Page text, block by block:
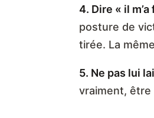
4. Dire « il
posture de
tirée. La
5. Ne pas lui
vraiment, être